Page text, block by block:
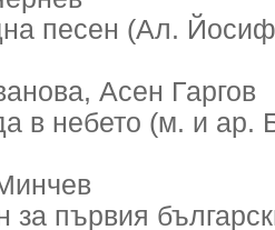
песен (Ал.
Асен Гаргов
в небето (м. и ар.
за първия